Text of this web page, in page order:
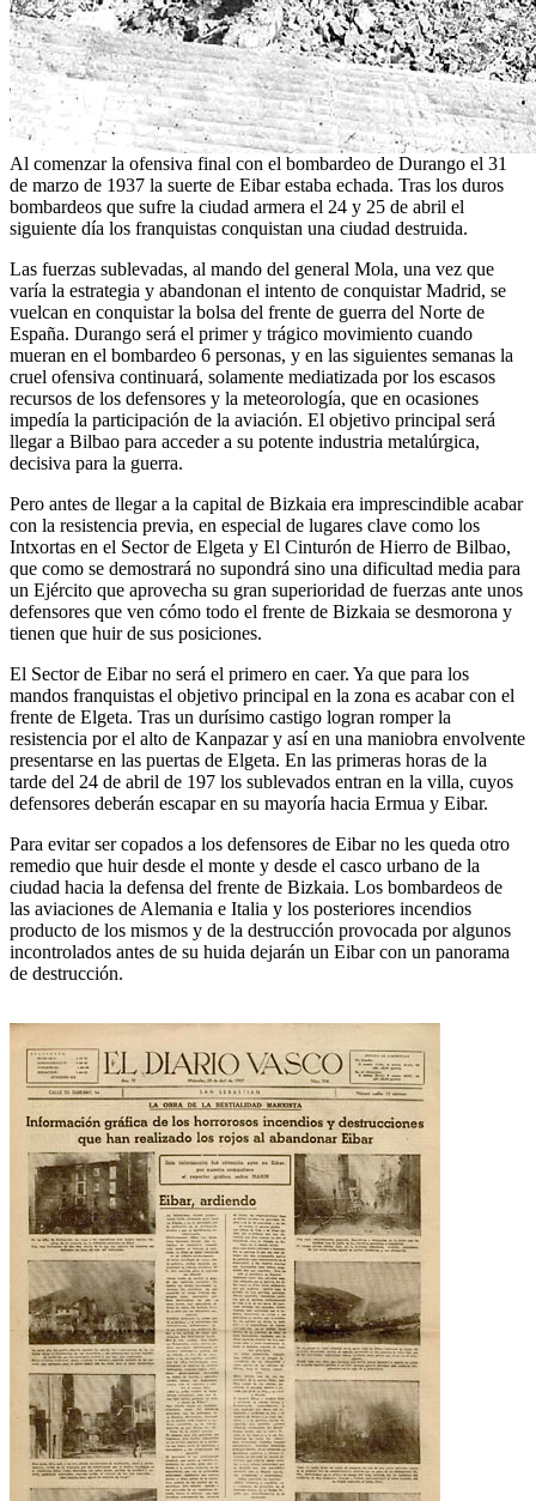
Al comenzar la ofensiva final con el bombardeo de Durango el 31
de marzo de 1937 la suerte de Eibar estaba echada. Tras los duros
bombardeos que sufre la ciudad armera el 24 y 25 de abril el
siguiente día los franquistas conquistan una ciudad destruida.
Las fuerzas sublevadas, al mando del general Mola, una vez que
varía la estrategia y abandonan el intento de conquistar Madrid, se
vuelcan en conquistar la bolsa del frente de guerra del Norte de
España. Durango será el primer y trágico movimiento cuando
mueran en el bombardeo 6 personas, y en las siguientes semanas la
cruel ofensiva continuará, solamente mediatizada por los escasos
recursos de los defensores y la meteorología, que en ocasiones
impedía la participación de la aviación. El objetivo principal será
llegar a Bilbao para acceder a su potente industria metalúrgica,
decisiva para la guerra.
Pero antes de llegar a la capital de Bizkaia era imprescindible acabar
con la resistencia previa, en especial de lugares clave como los
Intxortas en el Sector de Elgeta y El Cinturón de Hierro de Bilbao,
que como se demostrará no supondrá sino una dificultad media para
un Ejército que aprovecha su gran superioridad de fuerzas ante unos
defensores que ven cómo todo el frente de Bizkaia se desmorona y
tienen que huir de sus posiciones.
El Sector de Eibar no será el primero en caer. Ya que para los
mandos franquistas el objetivo principal en la zona es acabar con el
frente de Elgeta. Tras un durísimo castigo logran romper la
resistencia por el alto de Kanpazar y así en una maniobra envolvente
presentarse en las puertas de Elgeta. En las primeras horas de la
tarde del 24 de abril de 197 los sublevados entran en la villa, cuyos
defensores deberán escapar en su mayoría hacia Ermua y Eibar.
Para evitar ser copados a los defensores de Eibar no les queda otro
remedio que huir desde el monte y desde el casco urbano de la
ciudad hacia la defensa del frente de Bizkaia. Los bombardeos de
las aviaciones de Alemania e Italia y los posteriores incendios
producto de los mismos y de la destrucción provocada por algunos
incontrolados antes de su huida dejarán un Eibar con un panorama
de destrucción.